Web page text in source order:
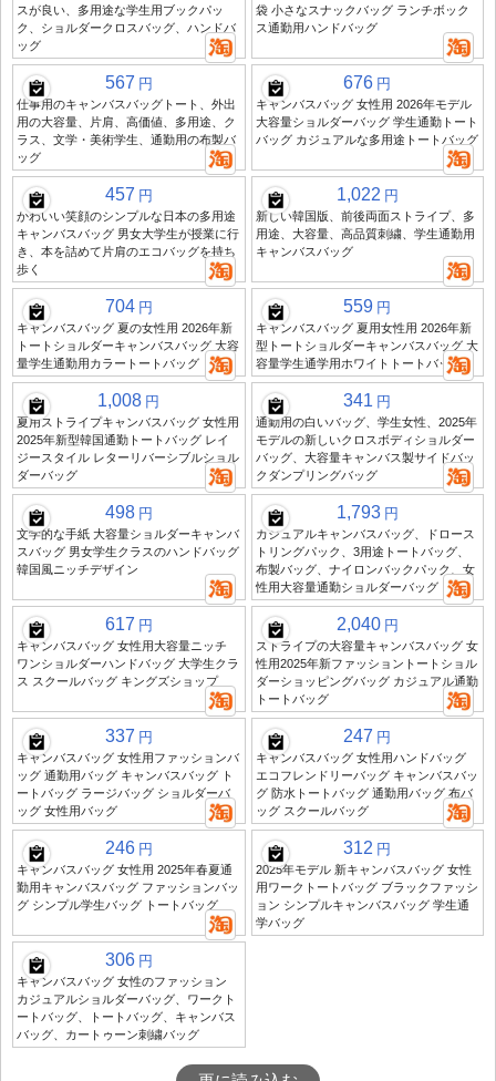
スが良い、多用途な学生用ブックパッ
ク、ショルダークロスバッグ、ハンドバ
ッグ
袋 小さなスナックバッグ ランチボック
ス通勤用ハンドバッグ
567 円
仕事用のキャンバスバッグトート、外出
用の大容量、片肩、高価値、多用途、ク
ラス、文学・美術学生、通勤用の布製バ
ッグ
676 円
キャンバスバッグ 女性用 2026年モデル
大容量ショルダーバッグ 学生通勤トート
バッグ カジュアルな多用途トートバッグ
457 円
かわいい笑顔のシンプルな日本の多用途
キャンバスバッグ 男女大学生が授業に行
き、本を詰めて片肩のエコバッグを持ち
歩く
1,022 円
新しい韓国版、前後両面ストライプ、多
用途、大容量、高品質刺繍、学生通勤用
キャンバスバッグ
704 円
キャンバスバッグ 夏の女性用 2026年新
トートショルダーキャンバスバッグ 大容
量学生通勤用カラートートバッグ
559 円
キャンバスバッグ 夏用女性用 2026年新
型トートショルダーキャンバスバッグ 大
容量学生通学用ホワイトトートバッグ
1,008 円
夏用ストライプキャンバスバッグ 女性用
2025年新型韓国通勤トートバッグ レイ
ジースタイル レターリバーシブルショル
ダーバッグ
341 円
通勤用の白いバッグ、学生女性、2025年
モデルの新しいクロスボディショルダー
バッグ、大容量キャンバス製サイドバッ
クダンプリングバッグ
498 円
文学的な手紙 大容量ショルダーキャンバ
スバッグ 男女学生クラスのハンドバッグ
韓国風ニッチデザイン
1,793 円
カジュアルキャンバスバッグ、ドロース
トリングパック、3用途トートバッグ、
布製バッグ、ナイロンバックパック、女
性用大容量通勤ショルダーバッグ
617 円
キャンバスバッグ 女性用大容量ニッチ
ワンショルダーハンドバッグ 大学生クラ
ス スクールバッグ キングズショップ
2,040 円
ストライプの大容量キャンバスバッグ 女
性用2025年新ファッショントートショル
ダーショッピングバッグ カジュアル通勤
トートバッグ
337 円
キャンバスバッグ 女性用ファッションバ
ッグ 通勤用バッグ キャンバスバッグ ト
ートバッグ ラージバッグ ショルダーバ
ッグ 女性用バッグ
247 円
キャンバスバッグ 女性用ハンドバッグ
エコフレンドリーバッグ キャンバスバッ
グ 防水トートバッグ 通勤用バッグ 布バ
ッグ スクールバッグ
246 円
キャンバスバッグ 女性用 2025年春夏通
勤用キャンバスバッグ ファッションバッ
グ シンプル学生バッグ トートバッグ
312 円
2025年モデル 新キャンバスバッグ 女性
用ワークトートバッグ ブラックファッシ
ョン シンプルキャンバスバッグ 学生通
学バッグ
306 円
キャンバスバッグ 女性のファッション
カジュアルショルダーバッグ、ワークト
ートバッグ、トートバッグ、キャンバス
バッグ、カートゥーン刺繍バッグ